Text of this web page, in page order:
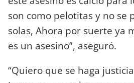
son como pelotitas y no se
solas, Ahora por suerte ya
es un asesino”, aseguró.
“Quiero que se haga